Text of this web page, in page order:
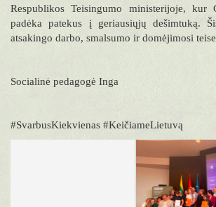
Respublikos Teisingumo ministerijoje, kur
padėka patekus į geriausiųjų dešimtuką.
atsakingo darbo, smalsumo ir domėjimosi
Socialinė pedagogė Inga
#SvarbusKiekvienas #KeičiameLietuvą